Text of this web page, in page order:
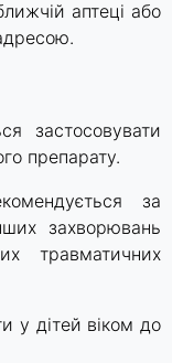
аптеці або
застосовувати
препарату.
за
захворювань
травматичних
у дітей віком до